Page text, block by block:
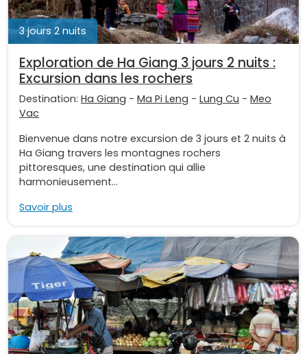
3 jours 2 nuits
Exploration de Ha Giang 3 jours 2 nuits :
Excursion dans les rochers
Destination: Ha Giang - Ma Pi Leng - Lung Cu - Meo
Vac
Bienvenue dans notre excursion de 3 jours et 2 nuits à
Ha Giang travers les montagnes rochers
pittoresques, une destination qui allie
harmonieusement...
Savoir plus